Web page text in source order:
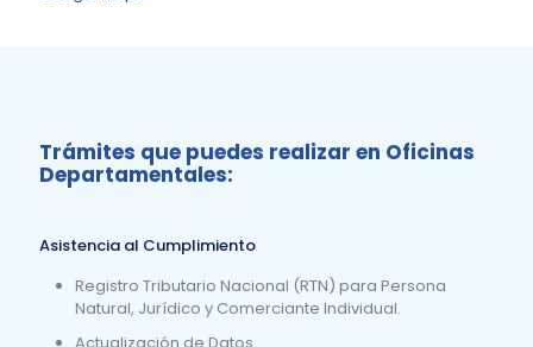
Trámites que puedes realizar en Oficinas
Departamentales:
Asistencia al Cumplimiento
Registro Tributario Nacional (RTN) para Persona
Natural, Jurídico y Comerciante Individual.